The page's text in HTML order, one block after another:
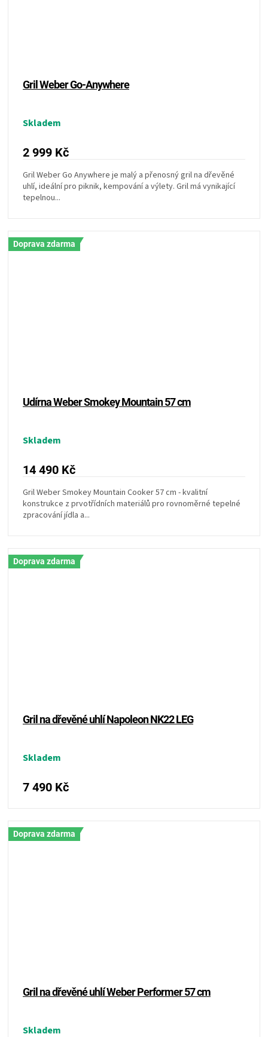
Gril Weber Go-Anywhere
Skladem
2 999 Kč
Gril Weber Go Anywhere je malý a přenosný gril na dřevěné
uhlí, ideální pro piknik, kempování a výlety. Gril má vynikající
tepelnou...
Doprava zdarma
Udírna Weber Smokey Mountain 57 cm
Skladem
14 490 Kč
Gril Weber Smokey Mountain Cooker 57 cm - kvalitní
konstrukce z prvotřídních materiálů pro rovnoměrné tepelné
zpracování jídla a...
Doprava zdarma
Gril na dřevěné uhlí Napoleon NK22 LEG
Skladem
7 490 Kč
Doprava zdarma
Gril na dřevěné uhlí Weber Performer 57 cm
Skladem